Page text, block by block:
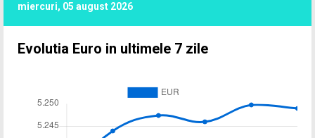
miercuri, 05 august 2026
Evolutia Euro in ultimele 7 zile